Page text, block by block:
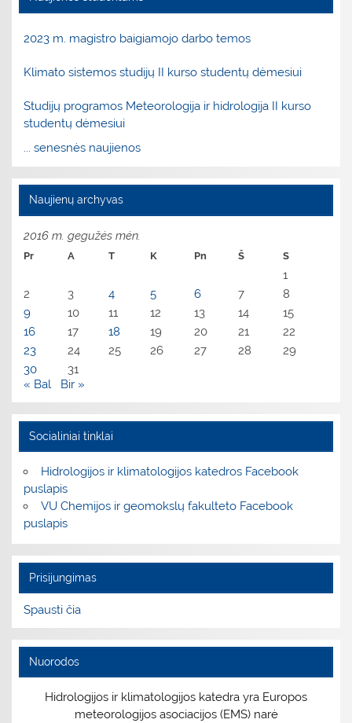
2023 m. magistro baigiamojo darbo temos
Klimato sistemos studijų II kurso studentų dėmesiui
Studijų programos Meteorologija ir hidrologija II kurso
studentų dėmesiui
... senesnės naujienos
Naujienų archyvas
2016 m. gegužės mėn.
Pr A T K Pn Š S
1
2
3 4 5 6 7
8
9
10 11 12 13 14
15
16
17 18 19 20 21
22
23
24 25 26 27 28
29
30
31
« Bal
Bir »
Socialiniai tinklai
Hidrologijos ir klimatologijos katedros Facebook
puslapis
VU Chemijos ir geomokslų fakulteto Facebook
puslapis
Prisijungimas
Spausti čia
Nuorodos
Hidrologijos ir klimatologijos katedra yra Europos
meteorologijos asociacijos (EMS) narė